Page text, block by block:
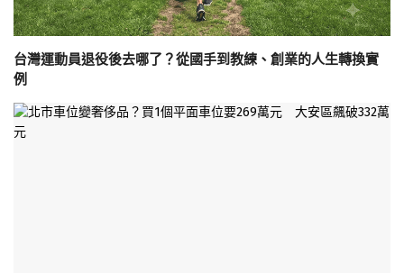
台灣運動員退役後去哪了？從國手到教練、創業的人生轉換實
例